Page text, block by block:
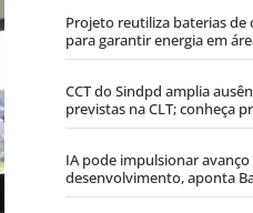
Projeto reutiliza baterias de
para garantir energia em
CCT do Sindpd amplia
previstas na CLT; conheça
IA pode impulsionar avanço
desenvolvimento, aponta